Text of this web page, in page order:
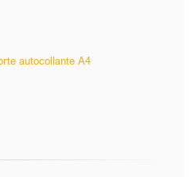
autocollante A4